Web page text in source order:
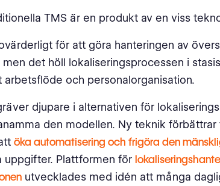
TMS är en produkt av en viss
för att göra hanteringen av
det höll lokaliseringsprocessen i
arbetsflöde och personalorganisation.
djupare i alternativen för
den modellen. Ny teknik
öka automatisering och frigöra den
uppgifter. Plattformen för
utvecklades med idén att många